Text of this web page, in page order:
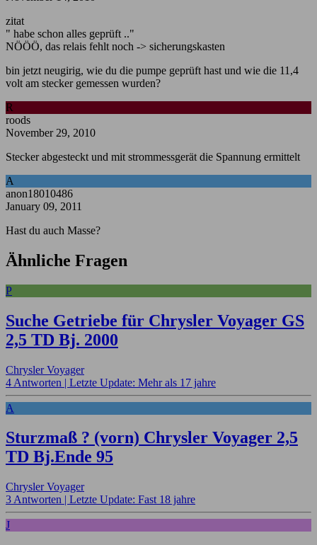
zitat
" habe schon alles geprüft .."
NÖÖÖ, das relais fehlt noch -> sicherungskasten
bin jetzt neugirig, wie du die pumpe geprüft hast und wie die 11,4
volt am stecker gemessen wurden?
R
roods
November 29, 2010
Stecker abgesteckt und mit strommessgerät die Spannung ermittelt
A
anon18010486
January 09, 2011
Hast du auch Masse?
Ähnliche Fragen
P
Suche Getriebe für Chrysler Voyager GS
2,5 TD Bj. 2000
Chrysler Voyager
4 Antworten | Letzte Update: Mehr als 17 jahre
A
Sturzmaß ? (vorn) Chrysler Voyager 2,5
TD Bj.Ende 95
Chrysler Voyager
3 Antworten | Letzte Update: Fast 18 jahre
J